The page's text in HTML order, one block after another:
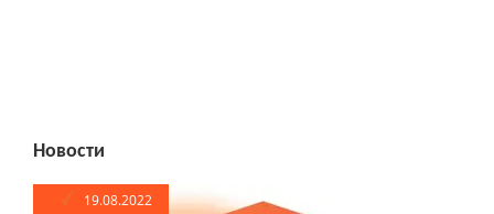
Новости
19.08.2022